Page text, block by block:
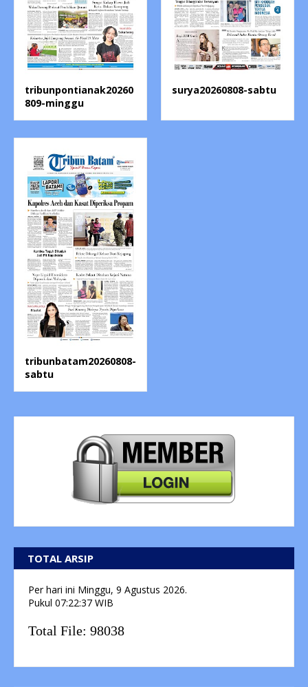
tribunpontianak20260
809-minggu
surya20260808-sabtu
tribunbatam20260808-
sabtu
TOTAL ARSIP
Per hari ini Minggu, 9 Agustus 2026.
Pukul 07:22:37 WIB
Total File: 98038